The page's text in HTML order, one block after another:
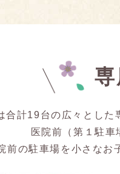
合計19台の広々とした
医院前（第１駐車
前の駐車場を小さなお